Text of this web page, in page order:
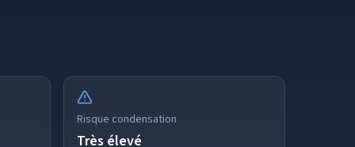
Risque condensation
Très élevé